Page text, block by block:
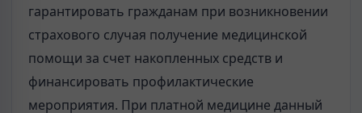
гарантировать гражданам при возникновении
страхового случая получение медицинской
помощи за счет накопленных средств и
финансировать профилактические
мероприятия. При платной медицине данный